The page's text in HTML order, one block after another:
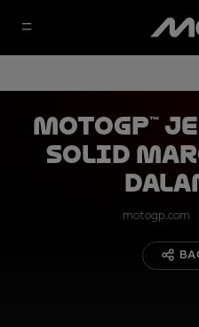
MotoGP™
Solid
motogp.com